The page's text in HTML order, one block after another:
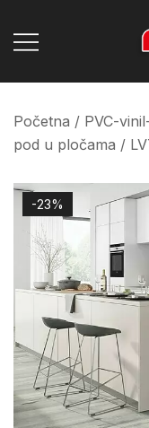
Početna / PVC-
pod u pločama /
-23%